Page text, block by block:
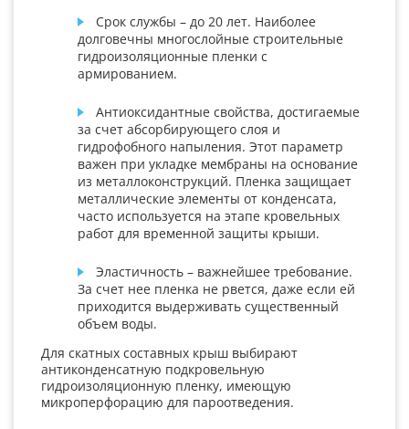
Срок службы – до 20 лет. Наиболее
долговечны многослойные строительные
гидроизоляционные пленки с
армированием.
Антиоксидантные свойства, достигаемые
за счет абсорбирующего слоя и
гидрофобного напыления. Этот параметр
важен при укладке мембраны на основание
из металлоконструкций. Пленка защищает
металлические элементы от конденсата,
часто используется на этапе кровельных
работ для временной защиты крыши.
Эластичность – важнейшее требование.
За счет нее пленка не рвется, даже если ей
приходится выдерживать существенный
объем воды.
Для скатных составных крыш выбирают
антиконденсатную подкровельную
гидроизоляционную пленку, имеющую
микроперфорацию для пароотведения.